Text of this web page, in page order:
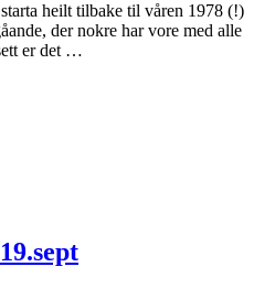
heilt tilbake til våren 1978 (!)
der nokre har vore med alle
er det …